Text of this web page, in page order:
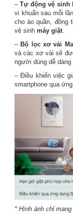
–Tự động vệ sinh
vi khuẩn sau mỗi
cho áo quần, đồng
vệ sinh máy giặt.
– Bộ lọc xơ vải
và các xơ vải sẽ
người dùng dễ
– Điều khiển việc
smartphone qua
* Hình ảnh chỉ